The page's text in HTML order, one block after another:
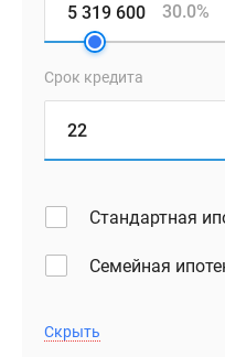
30.0%
Срок кредита
Стандартная
Семейная
Скрыть